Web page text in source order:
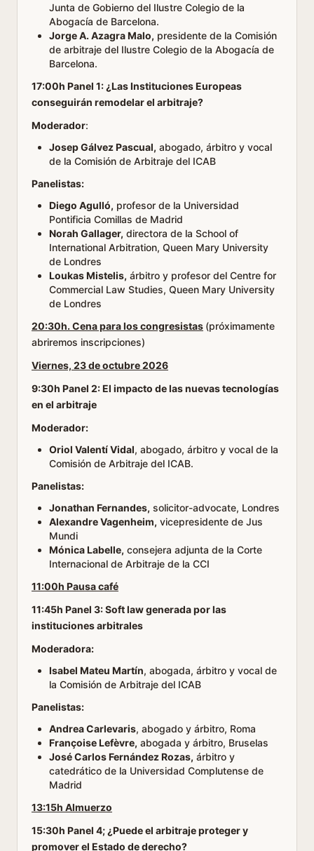
Junta de Gobierno del Ilustre Colegio de la
Abogacía de Barcelona.
Jorge A. Azagra Malo, presidente de la Comisión
de arbitraje del Ilustre Colegio de la Abogacía de
Barcelona.
17:00h Panel 1: ¿Las Instituciones Europeas
conseguirán remodelar el arbitraje?
Moderador:
Josep Gálvez Pascual, abogado, árbitro y vocal
de la Comisión de Arbitraje del ICAB
Panelistas:
Diego Agulló, profesor de la Universidad
Pontificia Comillas de Madrid
Norah Gallager, directora de la School of
International Arbitration, Queen Mary University
de Londres
Loukas Mistelis, árbitro y profesor del Centre for
Commercial Law Studies, Queen Mary University
de Londres
20:30h. Cena para los congresistas (próximamente
abriremos inscripciones)
Viernes, 23 de octubre 2026
9:30h Panel 2: El impacto de las nuevas tecnologías
en el arbitraje
Moderador:
Oriol Valentí Vidal, abogado, árbitro y vocal de la
Comisión de Arbitraje del ICAB.
Panelistas:
Jonathan Fernandes, solicitor-advocate, Londres
Alexandre Vagenheim, vicepresidente de Jus
Mundi
Mónica Labelle, consejera adjunta de la Corte
Internacional de Arbitraje de la CCI
11:00h Pausa café
11:45h Panel 3: Soft law generada por las
instituciones arbitrales
Moderadora:
Isabel Mateu Martín, abogada, árbitro y vocal de
la Comisión de Arbitraje del ICAB
Panelistas:
Andrea Carlevaris, abogado y árbitro, Roma
Françoise Lefèvre, abogada y árbitro, Bruselas
José Carlos Fernández Rozas, árbitro y
catedrático de la Universidad Complutense de
Madrid
13:15h Almuerzo
15:30h Panel 4; ¿Puede el arbitraje proteger y
promover el Estado de derecho?